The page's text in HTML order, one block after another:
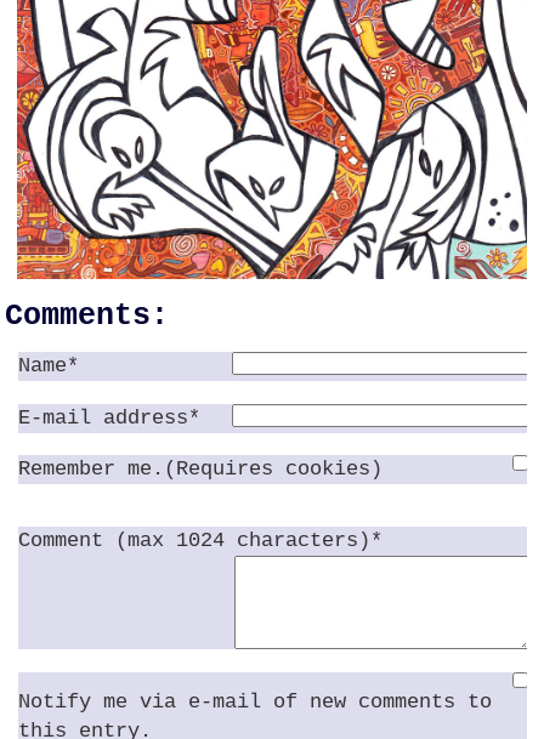
Comments:
Name*
E-mail address*
Remember me.(Requires cookies)
Comment (max 1024 characters)*
Notify me via e-mail of new comments to
this entry.